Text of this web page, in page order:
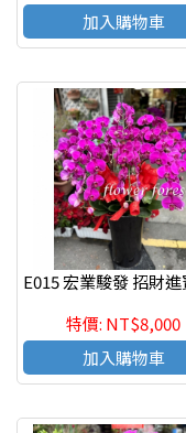
加入購物車
特價: NT$8,000
加入購物車